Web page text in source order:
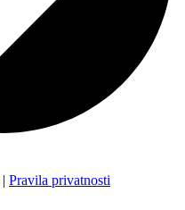
| Pravila privatnosti